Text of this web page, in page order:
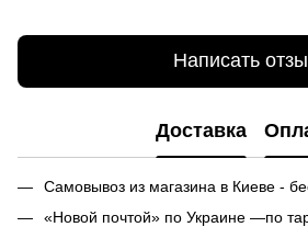
Написать
Доставка
Самовывоз из магазина в Киеве -
«Новой почтой» по Украине —по